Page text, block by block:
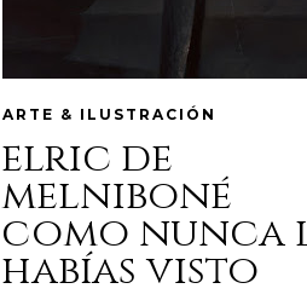
ARTE & ILUSTRACIÓN
elric de
melniboné
como nunca
habías visto